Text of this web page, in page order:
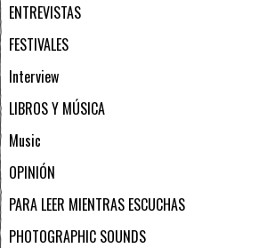
ENTREVISTAS
FESTIVALES
Interview
LIBROS Y MÚSICA
Music
OPINIÓN
PARA LEER MIENTRAS ESCUCHAS
PHOTOGRAPHIC SOUNDS